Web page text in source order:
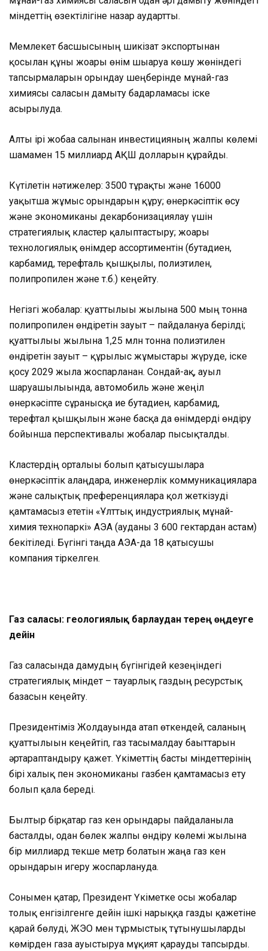
міндеттің өзектілігіне назар аудартты.
Мемлекет басшысының шикізат экспортынан
қосылған құны жоғары өнім шығаруға көшу жөніндегі
тапсырмаларын орындау шеңберінде мұнай-газ
химиясы саласын дамыту бағдарламасы іске
асырылуда.
Алты ірі жобаға салынған инвестицияның жалпы көлемі
шамамен 15 миллиард АҚШ долларын құрайды.
Күтілетін нәтижелер: 3500 тұрақты және 16000
уақытша жұмыс орындарын құру; өнеркәсіптік өсу
және экономиканы декарбонизациялау үшін
стратегиялық кластер қалыптастыру; жоғары
технологиялық өнімдер ассортиментін (бутадиен,
карбамид, терефталь қышқылы, полиэтилен,
полипропилен және т.б.) кеңейту.
Негізгі жобалар: қуаттылығы жылына 500 мың тонна
полипропилен өндіретін зауыт – пайдалануға берілді;
қуаттылығы жылына 1,25 млн тонна полиэтилен
өндіретін зауыт – құрылыс жұмыстары жүруде, іске
қосу 2029 жылға жоспарланған. Сондай-ақ, ауыл
шаруашылығында, автомобиль және жеңіл
өнеркәсіпте сұранысқа ие бутадиен, карбамид,
терефтал қышқылын және басқа да өнімдерді өндіру
бойынша перспективалы жобалар пысықталды.
Кластердің орталығы болып қатысушыларға
өнеркәсіптік алаңдарға, инженерлік коммуникацияларға
және салықтық преференцияларға қол жеткізуді
қамтамасыз ететін «Ұлттық индустриялық мұнай-
химия технопаркі» АЭА (ауданы 3 600 гектардан астам)
бекітіледі. Бүгінгі таңда АЭА-да 18 қатысушы
компания тіркелген.
Газ саласы: геологиялық барлаудан терең өңдеуге
дейін
Газ саласында дамудың бүгінгідей кезеңіндегі
стратегиялық міндет – тауарлық газдың ресурстық
базасын кеңейту.
Президентіміз Жолдауында атап өткендей, саланың
қуаттылығын кеңейтіп, газ тасымалдау бағыттарын
әртараптандыру қажет. Үкіметтің басты міндеттерінің
бірі халық пен экономиканы газбен қамтамасыз ету
болып қала береді.
Былтыр бірқатар газ кен орындары пайдаланыла
басталды, одан бөлек жалпы өндіру көлемі жылына
бір миллиард текше метр болатын жаңа газ кен
орындарын игеру жоспарлануда.
Сонымен қатар, Президент Үкіметке осы жобалар
толық енгізілгенге дейін ішкі нарыққа газды қажетіне
қарай бөлуді, ЖЭО мен тұрмыстық тұтынушыларды
көмірден газға ауыстыруға мұқият қарауды тапсырды.